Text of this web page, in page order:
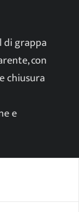
di grappa
con
chiusura
e